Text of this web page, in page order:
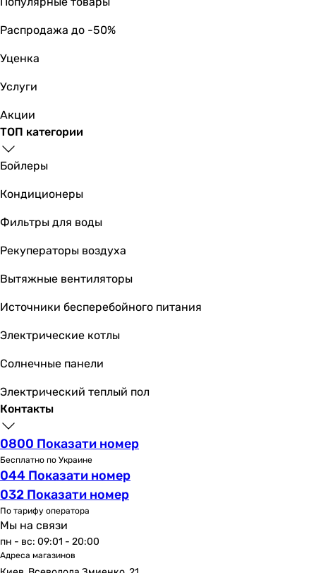
для унитаза
для унитаза
для унитаза
панель смыва
панель смыва
панель смыва
панель смыва
панель смыва
панель смыва
панель смыва
панель смыва
Тип управления смывом
механический
механический
механический
механический
механический
механический
механический
механический
механический
Поддерживаемые режимы смыва
двухрежимный
двухрежимный
двухрежимный
Распродажа до -50%
Уценка
Услуги
Акции
ТОП категории
Бойлеры
Кондиционеры
Фильтры для воды
Рекуператоры воздуха
Вытяжные вентиляторы
Источники бесперебойного питания
Электрические котлы
Солнечные панели
Электрический теплый пол
Контакты
0800 Показати номер
Бесплатно по Украине
044 Показати номер
032 Показати номер
По тарифу оператора
Мы на связи
пн - вс: 09:01 - 20:00
Адреса магазинов